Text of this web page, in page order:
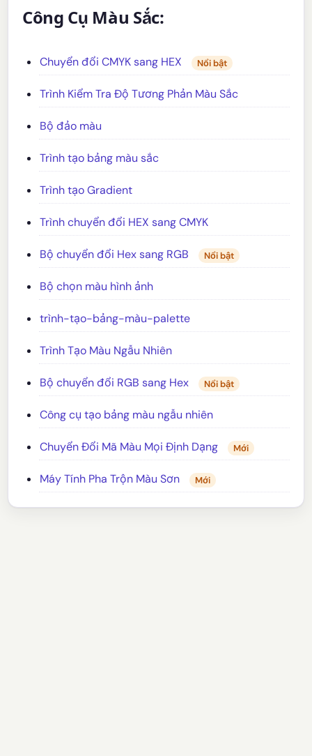
Công Cụ Màu Sắc:
Chuyển đổi CMYK sang HEX Nổi bật
Trình Kiểm Tra Độ Tương Phản Màu Sắc
Bộ đảo màu
Trình tạo bảng màu sắc
Trình tạo Gradient
Trình chuyển đổi HEX sang CMYK
Bộ chuyển đổi Hex sang RGB Nổi bật
Bộ chọn màu hình ảnh
trình-tạo-bảng-màu-palette
Trình Tạo Màu Ngẫu Nhiên
Bộ chuyển đổi RGB sang Hex Nổi bật
Công cụ tạo bảng màu ngẫu nhiên
Chuyển Đổi Mã Màu Mọi Định Dạng Mới
Máy Tính Pha Trộn Màu Sơn Mới